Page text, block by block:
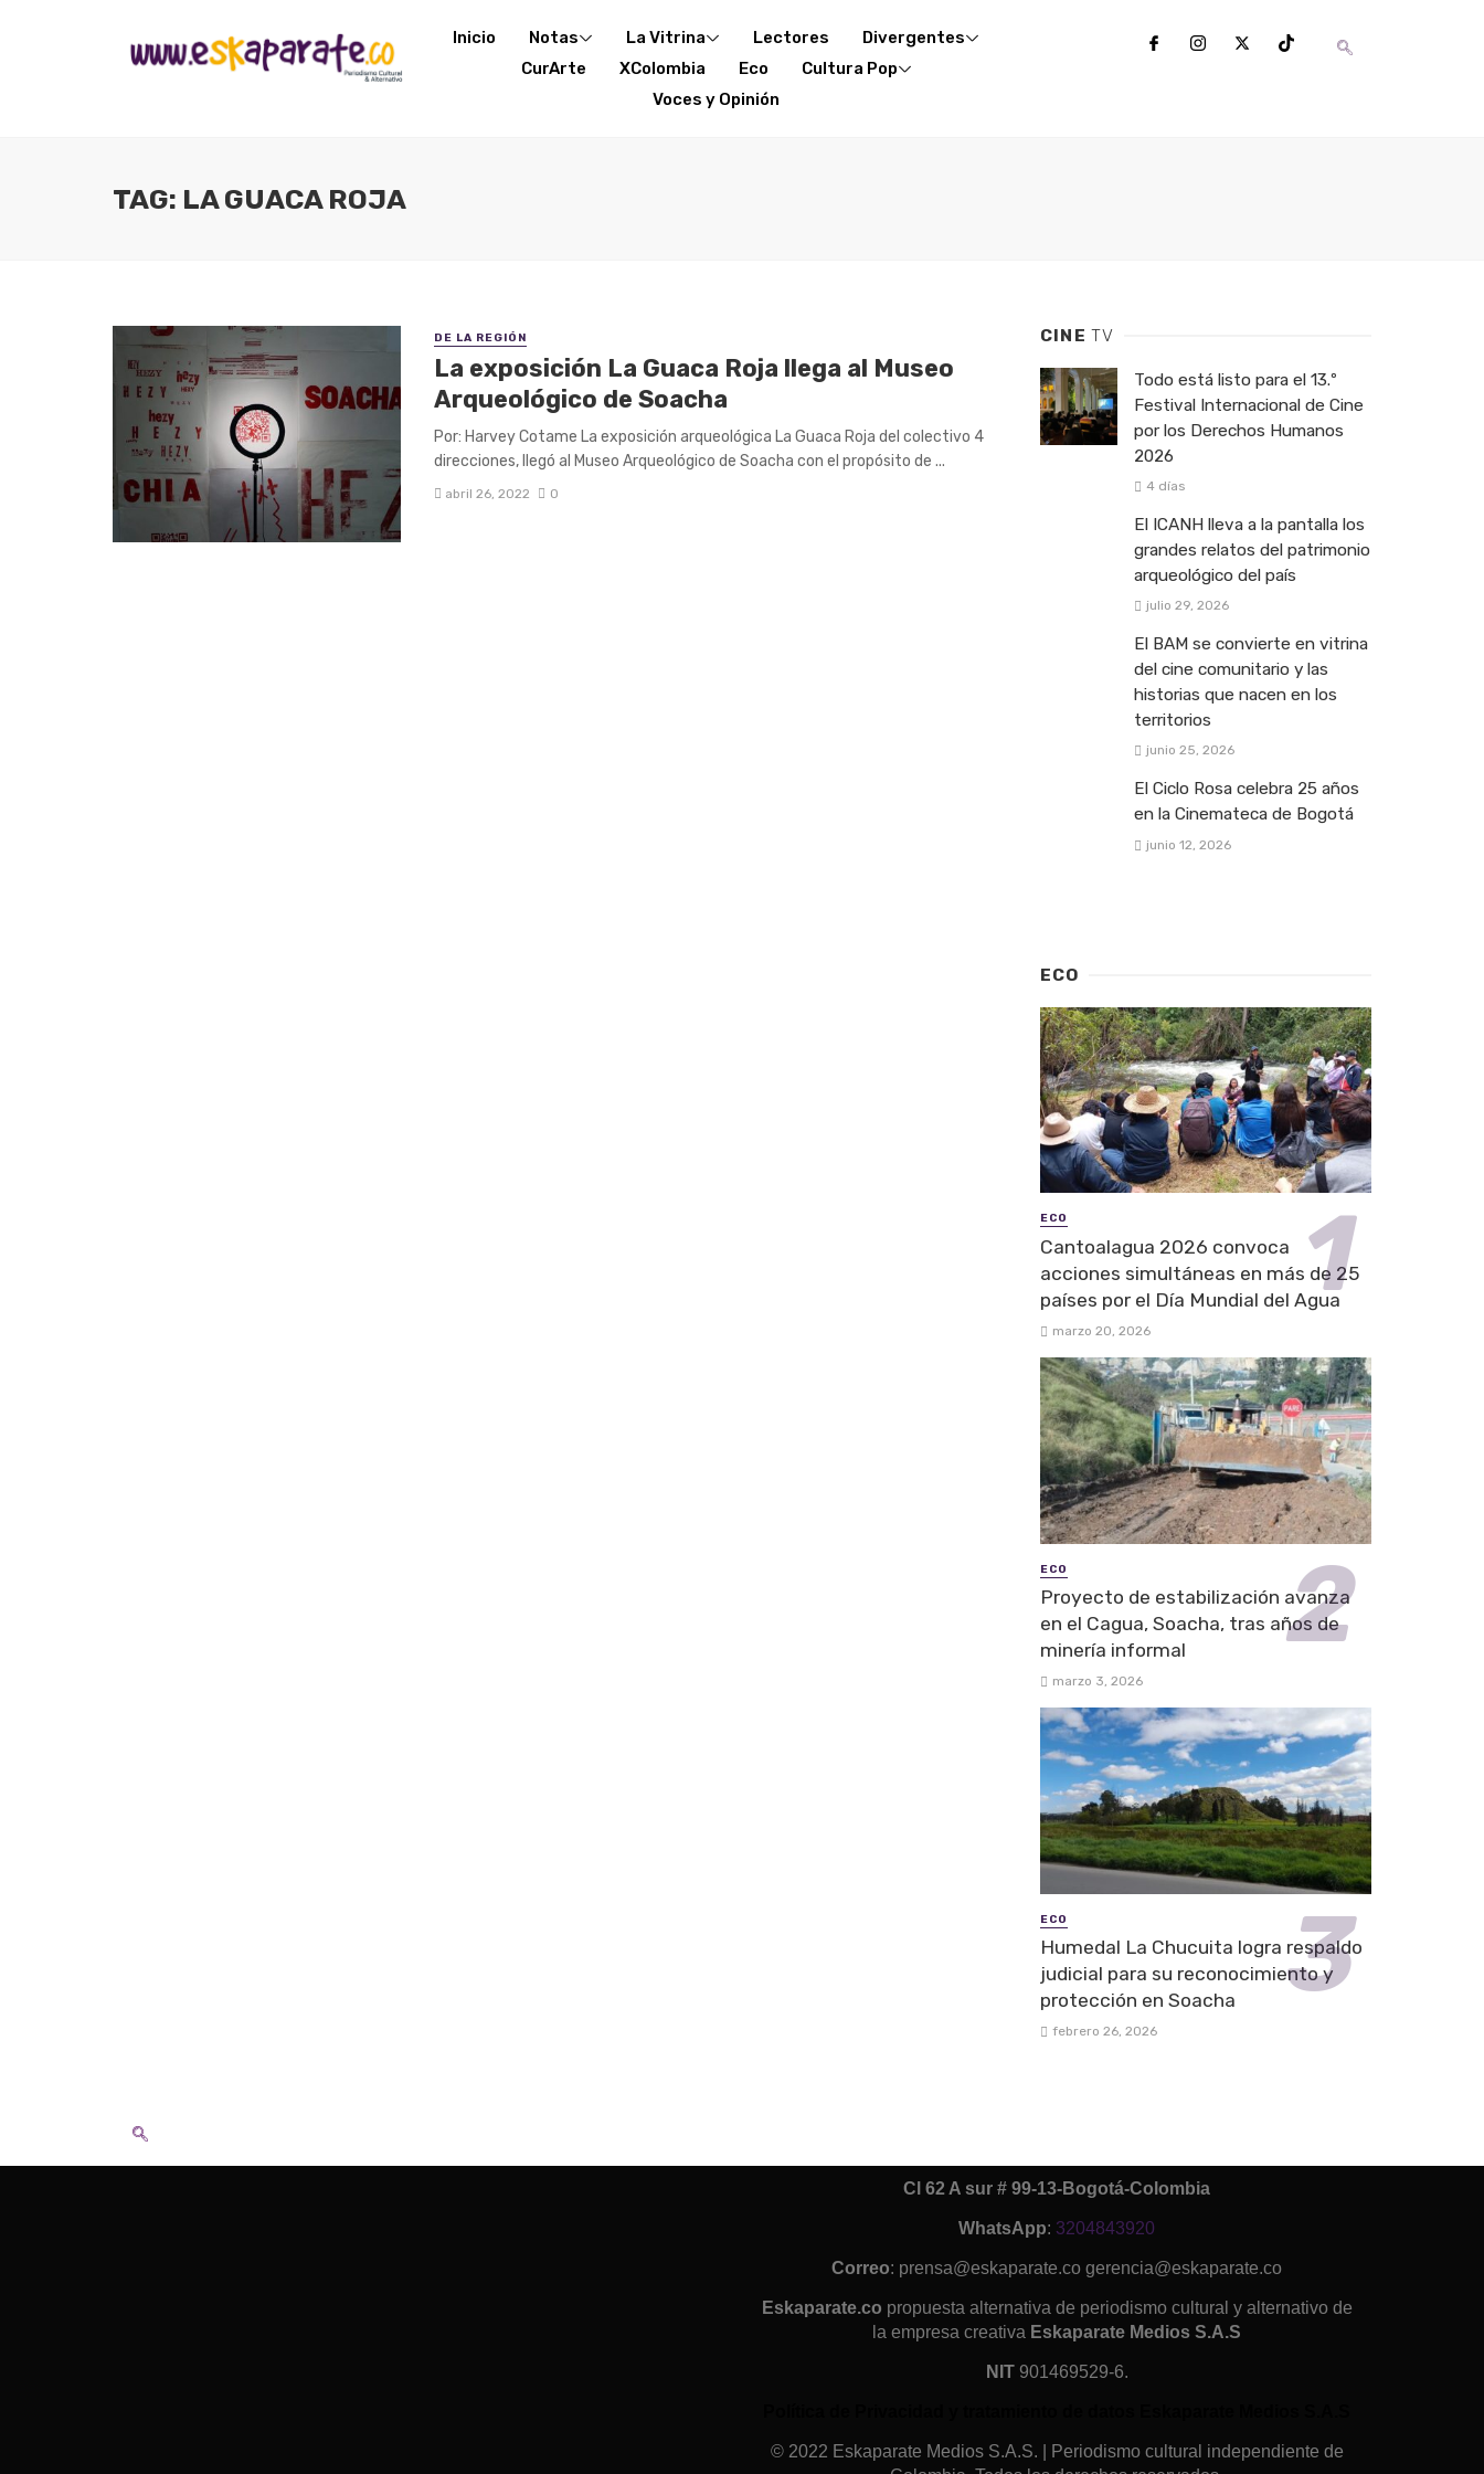
Inicio Notas La Vitrina Lectores
Divergentes
CurArte
XColombia Eco
Cultura Pop
Voces y Opinión
TAG: LA GUACA ROJA
DE LA REGIÓN
La exposición La Guaca Roja llega al Museo
Arqueológico de Soacha
Por: Harvey Cotame La exposición arqueológica La Guaca Roja del colectivo 4
direcciones, llegó al Museo Arqueológico de Soacha con el propósito de ...
abril 26, 2022 0
CINETV
Todo está listo para el 13.º
Festival Internacional de Cine
por los Derechos Humanos
2026
4 días
El ICANH lleva a la pantalla los
grandes relatos del patrimonio
arqueológico del país
julio 29, 2026
El BAM se convierte en vitrina
del cine comunitario y las
historias que nacen en los
territorios
junio 25, 2026
El Ciclo Rosa celebra 25 años
en la Cinemateca de Bogotá
junio 12, 2026
ECO
ECO
Cantoalagua 2026 convoca
acciones simultáneas en más de 25
países por el Día Mundial del Agua
marzo 20, 2026
ECO
Proyecto de estabilización avanza
en el Cagua, Soacha, tras años de
minería informal
marzo 3, 2026
ECO
Humedal La Chucuita logra respaldo
judicial para su reconocimiento y
protección en Soacha
febrero 26, 2026
Cl 62 A sur # 99-13-Bogotá-Colombia
WhatsApp: 3204843920
Correo: prensa@eskaparate.co gerencia@eskaparate.co
Eskaparate.co propuesta alternativa de periodismo cultural y alternativo de
la empresa creativa Eskaparate Medios S.A.S
NIT 901469529-6.
© 2022 Eskaparate Medios S.A.S. | Periodismo cultural independiente de